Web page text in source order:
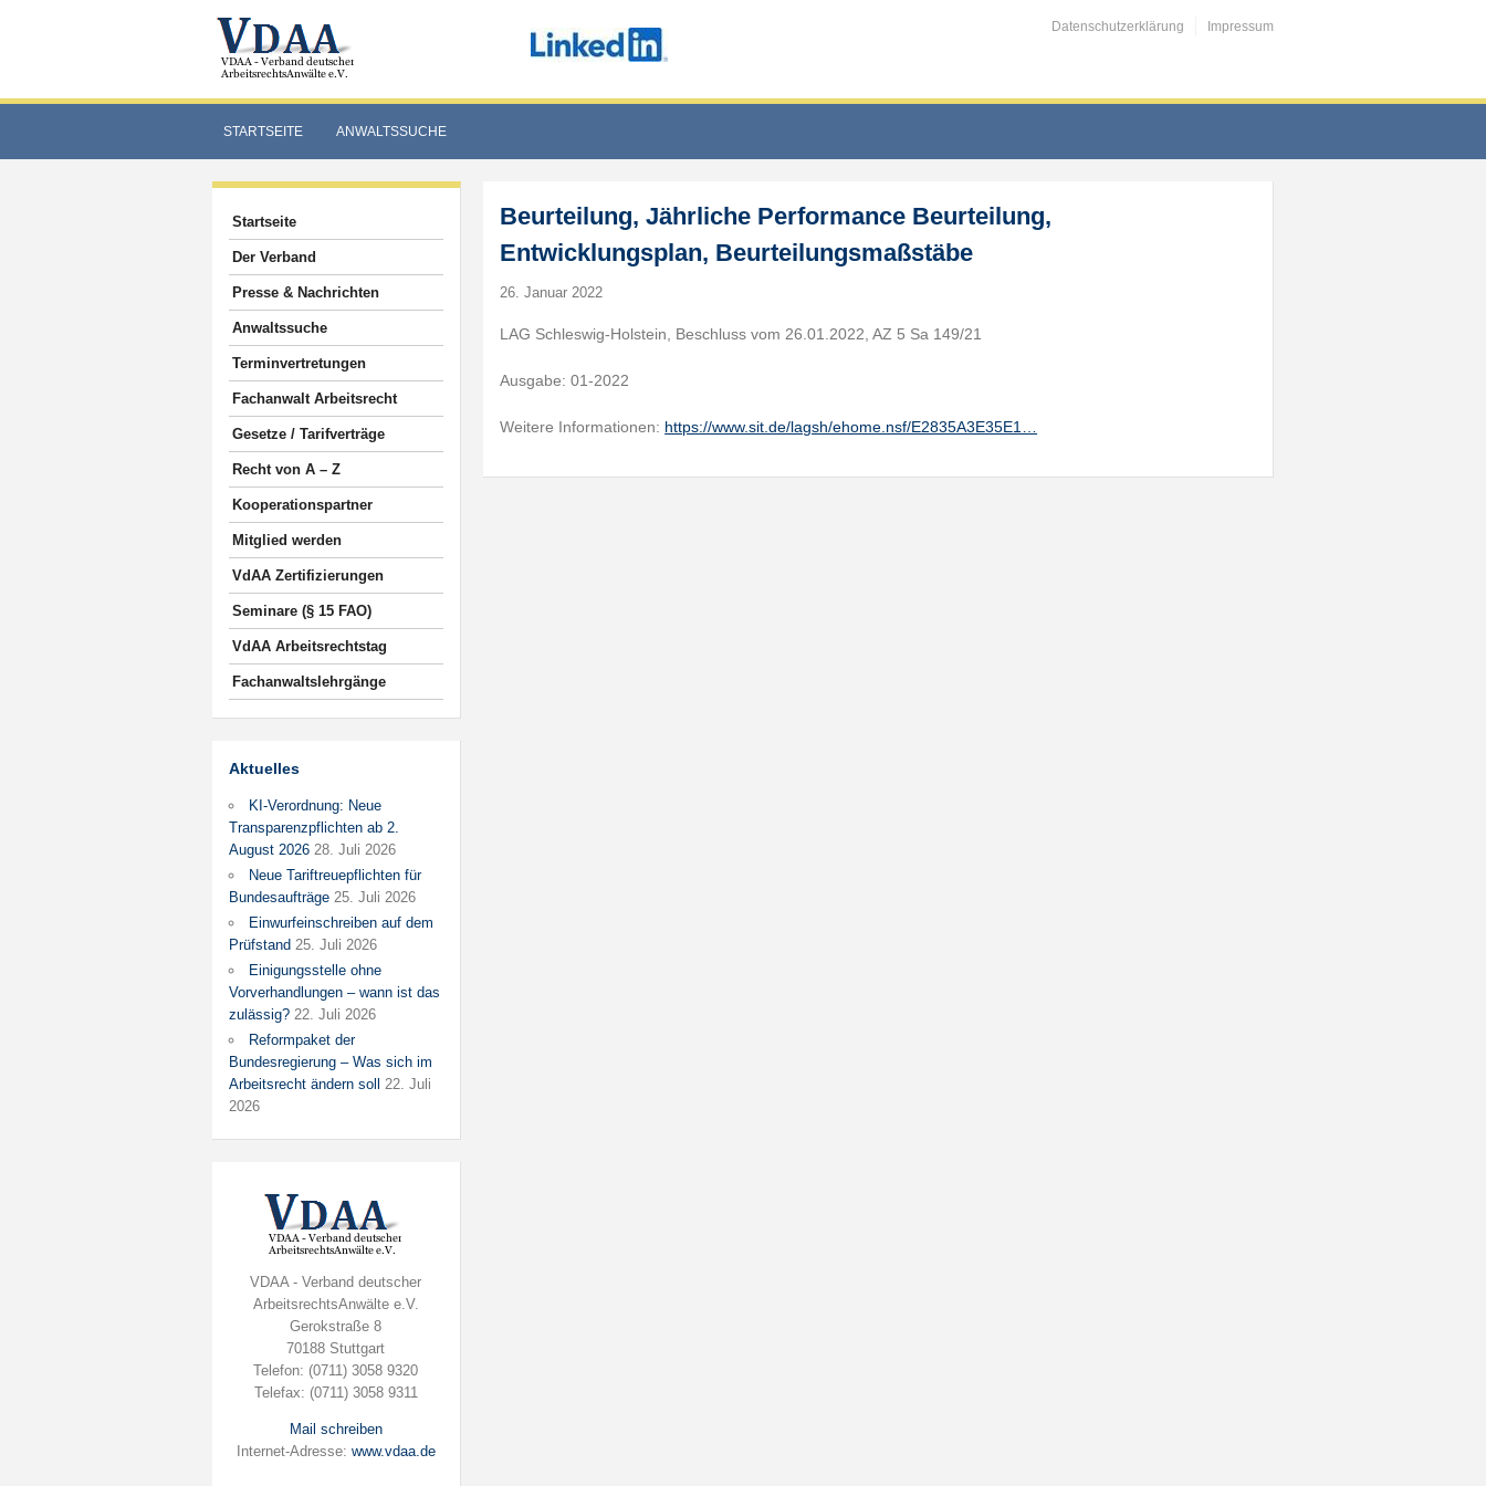
Datenschutzerklärung Impressum
STARTSEITE ANWALTSSUCHE
Startseite
Der Verband
Presse & Nachrichten
Anwaltssuche
Terminvertretungen
Fachanwalt Arbeitsrecht
Gesetze / Tarifverträge
Recht von A – Z
Kooperationspartner
Mitglied werden
VdAA Zertifizierungen
Seminare (§ 15 FAO)
VdAA Arbeitsrechtstag
Fachanwaltslehrgänge
Aktuelles
KI-Verordnung: Neue
Transparenzpflichten ab 2.
August 2026 28. Juli 2026
Neue Tariftreuepflichten für
Bundesaufträge 25. Juli 2026
Einwurfeinschreiben auf dem
Prüfstand 25. Juli 2026
Einigungsstelle ohne
Vorverhandlungen – wann ist das
zulässig? 22. Juli 2026
Reformpaket der
Bundesregierung – Was sich im
Arbeitsrecht ändern soll
22. Juli
2026
VDAA - Verband deutscher
ArbeitsrechtsAnwälte e.V.
Gerokstraße 8
70188 Stuttgart
Telefon: (0711) 3058 9320
Telefax: (0711) 3058 9311
Mail schreiben
Internet-Adresse: www.vdaa.de
Beurteilung, Jährliche Performance Beurteilung,
Entwicklungsplan, Beurteilungsmaßstäbe
26. Januar 2022
LAG Schleswig-Holstein, Beschluss vom 26.01.2022, AZ 5 Sa 149/21
Ausgabe: 01-2022
Weitere Informationen: https://www.sit.de/lagsh/ehome.nsf/E2835A3E35E1…